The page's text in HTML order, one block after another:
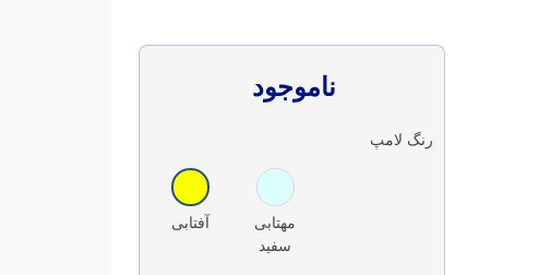
ناموجود
رنگ لامپ
آفتابی
مهتابی
سفید